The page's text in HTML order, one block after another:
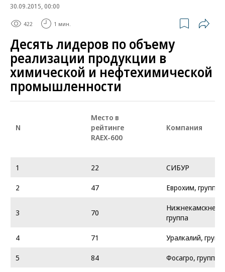
30.09.2015, 00:00
422 1 мин.
Десять лидеров по объему
реализации продукции в
химической и нефтехимической
промышленности
N
Место в
рейтинге
RAEX-600
Компания
1 22
СИБУР
2
47 Еврохим, группа
3 70
группа
4
71
Уралкалий,
5
84
Фосагро, группа